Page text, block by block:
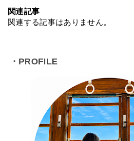
関連記事
関連する記事はありません。
・PROFILE